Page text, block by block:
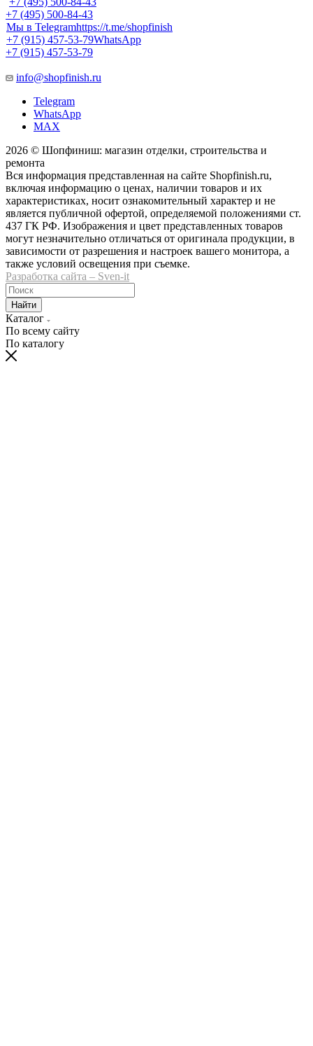
+7 (495) 500-84-43
Мы в Telegramhttps://t.me/shopfinish
+7 (915) 457-53-79WhatsApp
+7 (915) 457-53-79
info@shopfinish.ru
Telegram
WhatsApp
MAX
2026 © Шопфиниш: магазин отделки, строительства и
ремонта
Вся информация представленная на сайте Shopfinish.ru,
включая информацию о ценах, наличии товаров и их
характеристиках, носит ознакомительный характер и не
является публичной офертой, определяемой положениями ст.
437 ГК РФ. Изображения и цвет представленных товаров
могут незначительно отличаться от оригинала продукции, в
зависимости от разрешения и настроек вашего монитора, а
также условий освещения при съемке.
Разработка сайта – Sven-it
Найти
Каталог
По всему сайту
По каталогу